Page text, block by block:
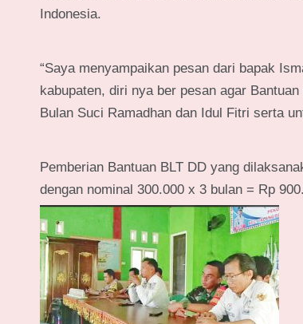
Indonesia.
“Saya menyampaikan pesan dari bapak
kabupaten, diri nya ber pesan agar
Bulan Suci Ramadhan dan Idul Fitri serta
Pemberian Bantuan BLT DD yang
dengan nominal 300.000 x 3 bulan = Rp